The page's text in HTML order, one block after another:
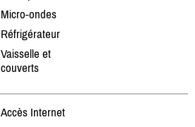
Micro-ondes
Réfrigérateur
Vaisselle et
couverts
Accès Internet